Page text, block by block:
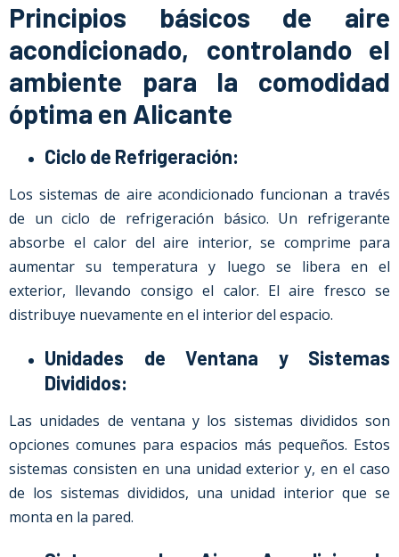
Principios básicos de aire
acondicionado, controlando el
ambiente para la comodidad
óptima en Alicante
Ciclo de Refrigeración:
Los sistemas de aire acondicionado funcionan a través
de un ciclo de refrigeración básico. Un refrigerante
absorbe el calor del aire interior, se comprime para
aumentar su temperatura y luego se libera en el
exterior, llevando consigo el calor. El aire fresco se
distribuye nuevamente en el interior del espacio.
Unidades de Ventana y Sistemas
Divididos:
Las unidades de ventana y los sistemas divididos son
opciones comunes para espacios más pequeños. Estos
sistemas consisten en una unidad exterior y, en el caso
de los sistemas divididos, una unidad interior que se
monta en la pared.